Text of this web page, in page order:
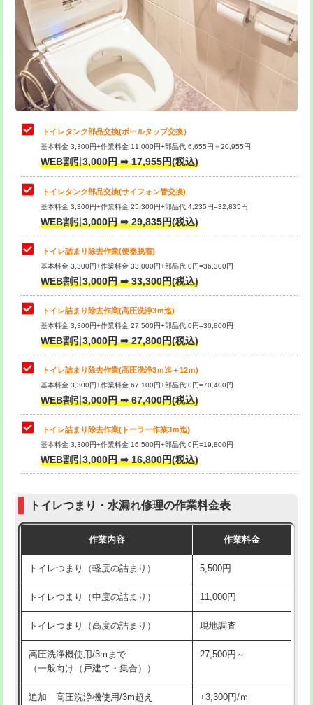
トイレタンク部品交換(ボールタップ交換）
基本料金 3,300円+作業料金 11,000円+部品代 6,655円＝20,955円
WEB割引3,000円 ➡ 17,955円(税込)
トイレタンク部品交換(サイフォン管交換)
基本料金 3,300円+作業料金 25,300円+部品代 4,235円=32,835円
WEB割引3,000円 ➡ 29,835円(税込)
トイレ詰まり除去作業(便器脱着)
基本料金 3,300円+作業料金 33,000円+部品代 0円=36,300円
WEB割引3,000円 ➡ 33,300円(税込)
トイレ詰まり除去作業(高圧洗浄3ｍ迄)
基本料金 3,300円+作業料金 27,500円+部品代 0円=30,800円
WEB割引3,000円 ➡ 27,800円(税込)
トイレ詰まり除去作業(高圧洗浄3ｍ迄＋12ｍ)
基本料金 3,300円+作業料金 67,100円+部品代 0円=70,400円
WEB割引3,000円 ➡ 67,400円(税込)
トイレ詰まり除去作業(トーラー作業3ｍ迄)
基本料金 3,300円+作業料金 16,500円+部品代 0円=19,800円
WEB割引3,000円 ➡ 16,800円(税込)
トイレつまり・水漏れ修理の作業料金表
作業内容 作業料金
トイレつまり（軽度の詰まり） 5,500円
トイレつまり（中度の詰まり） 11,000円
トイレつまり（高度の詰まり） 現地調査
高圧洗浄機使用/3mまで
（一般向け（戸建て・集合））
27,500円～
追加 高圧洗浄機使用/3m超え
+3,300円/ｍ